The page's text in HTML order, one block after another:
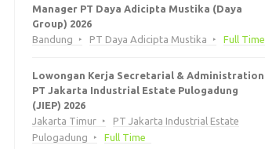
Manager PT Daya Adicipta Mustika (Daya
Group) 2026
Bandung
PT Daya Adicipta Mustika Full Time
Lowongan Kerja Secretarial & Administration
PT Jakarta Industrial Estate Pulogadung
(JIEP) 2026
Jakarta Timur
PT Jakarta Industrial Estate
Pulogadung
Full Time